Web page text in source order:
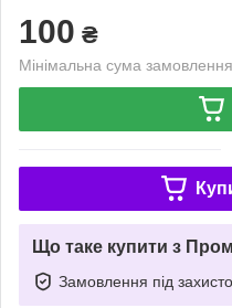
100 ₴
Мінімальна сума
Що таке купити з
Замовлення під